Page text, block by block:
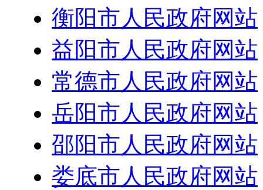
衡阳市人民政府网站
益阳市人民政府网站
常德市人民政府网站
岳阳市人民政府网站
邵阳市人民政府网站
娄底市人民政府网站